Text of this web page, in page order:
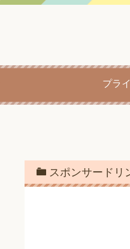
プラ
スポンサードリ